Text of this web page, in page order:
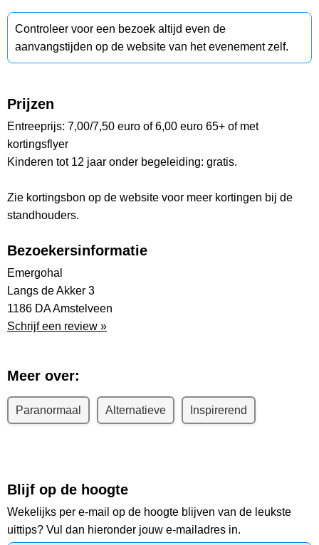
Controleer voor een bezoek altijd even de
aanvangstijden op de website van het evenement zelf.
Prijzen
Entreeprijs: 7,00/7,50 euro of 6,00 euro 65+ of met
kortingsflyer
Kinderen tot 12 jaar onder begeleiding: gratis.
Zie kortingsbon op de website voor meer kortingen bij de
standhouders.
Bezoekersinformatie
Emergohal
Langs de Akker 3
1186 DA Amstelveen
Schrijf een review »
Meer over:
Paranormaal Alternatieve Inspirerend
Blijf op de hoogte
Wekelijks per e-mail op de hoogte blijven van de leukste
uittips? Vul dan hieronder jouw e-mailadres in.